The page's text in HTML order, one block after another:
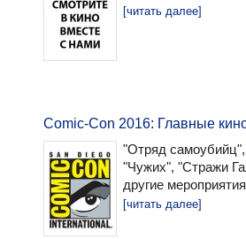
[читать далее]
Comic-Con 2016: Главные
"Отряд
"Чужих", "Стражи
другие мероприятия
[читать далее]